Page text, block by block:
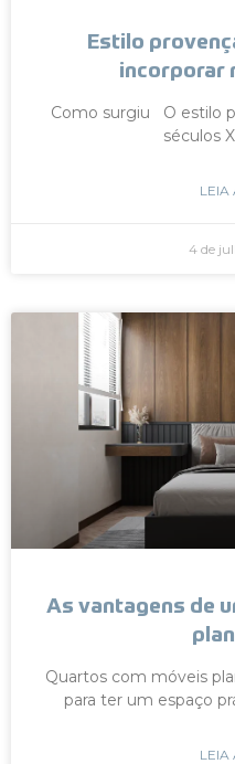
Estilo
incorporar
Como surgiu O estilo
séculos
LEIA
4 de
As vantagens de
Quartos com móveis
para ter um espaço
LEIA